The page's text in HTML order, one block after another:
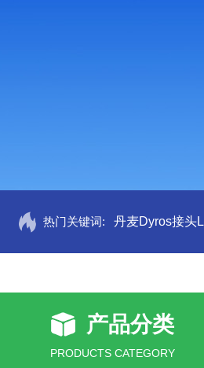
热门关键词: 丹麦Dyros接头
产品分类
PRODUCTS CATEGORY